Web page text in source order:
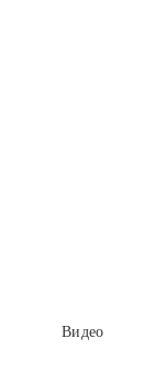
Видео